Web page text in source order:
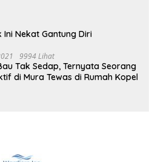
Nekat Gantung Diri
9994 Lihat
Tak Sedap, Ternyata Seorang
di Mura Tewas di Rumah Kopel